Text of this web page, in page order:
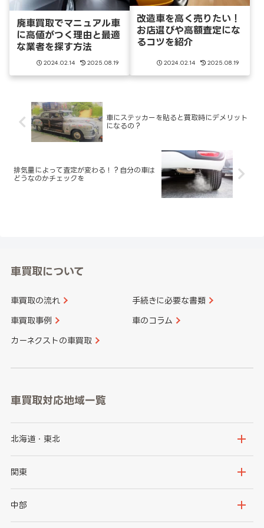
廃車買取でマニュアル車
に高値がつく理由と最適
な業者を探す方法
2024.02.14 2025.08.19
改造車を高く売りたい！
お店選びや高額査定にな
るコツを紹介
2024.02.14 2025.08.19
車にステッカーを貼ると買取時にデメリット
になるの？
排気量によって査定が変わる！？自分の車は
どうなのかチェックを
車買取について
車買取の流れ 手続きに必要な書類
車買取事例 車のコラム
カーネクストの車買取
車買取対応地域一覧
北海道・東北
北海道
岩手県
関東
茨城県
中部